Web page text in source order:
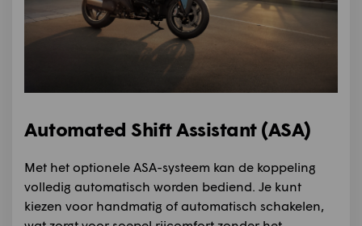
Automated Shift Assistant (ASA)
Met het optionele ASA-systeem kan de koppeling
volledig automatisch worden bediend. Je kunt
kiezen voor handmatig of automatisch schakelen,